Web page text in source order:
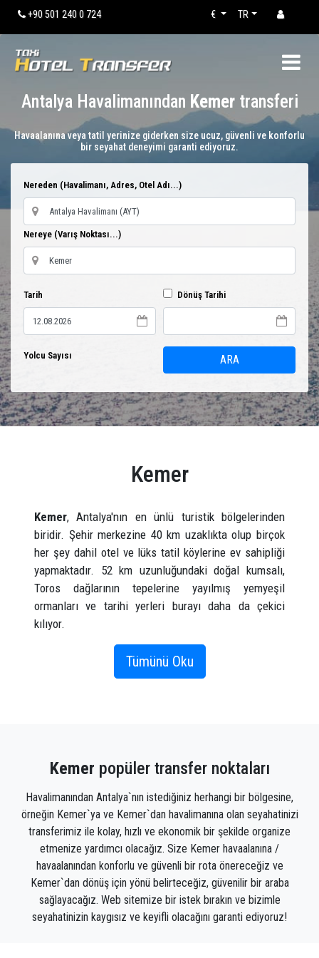
+90 501 240 0 724 TR
€
Antalya Havalimanından Kemertransferi
Havaalanına veya tatil yerinize giderken size ucuz, güvenli ve konforlu
bir seyahat deneyimi garanti ediyoruz.
Nereden (Havalimanı, Adres, Otel Adı...)
Nereye (Varış Noktası...)
Tarih Dönüş Tarihi
Yolcu Sayısı ARA
Kemer
Kemer, Antalya'nın en ünlü turistik bölgelerinden
biridir. Şehir merkezine 40 km uzaklıkta olup birçok
her şey dahil otel ve lüks tatil köylerine ev sahipliği
yapmaktadır. 52 km uzunluğundaki doğal kumsalı,
Toros dağlarının tepelerine yayılmış yemyeşil
ormanları ve tarihi yerleri burayı daha da çekici
kılıyor.
Antalya havalimanından Kemer'e havalimanı transfer
rezervasyonu yaparak veya Antalya havalimanından
80'li yıllara kadar sadece tekneyle ulaşılabilen küçük
uluslararası tanınırlığı olan bir turizm arenası haline
geldi. 40.000'den fazla olan yerel nüfusun çoğu,
sıcak yaz günlerinden kaçmak, her gün farklı
ülkelerden uçuş yapmak, tatil beldesi olarak Kemer
otellerini seçmek ve Kemer'in güzelliğini keşfetmek
için yazlarını şehrin serin yaylalarında geçirmeyi
tercih ediyor. Plajlara özel rehber rezervasyonu ile
kolayca ulaşılabilir ve en çok talep edilenler
Tümünü Oku
Kemer popüler transfer noktaları
Havalimanından Antalya`nın istediğiniz herhangi bir bölgesine,
örneğin Kemer`ya ve Kemer`dan havalimanına olan seyahatinizi
transferimiz ile kolay, hızlı ve ekonomik bir şekilde organize
etmenize yardımcı olacağız. Size Kemer havaalanına /
havaalanından konforlu ve güvenli bir rota önereceğiz ve
Kemer`dan dönüş için yönü belirteceğiz, güvenilir bir araba
sağlayacağız. Web sitemize bir istek bırakın ve bizimle
seyahatinizin kaygısız ve keyifli olacağını garanti ediyoruz!